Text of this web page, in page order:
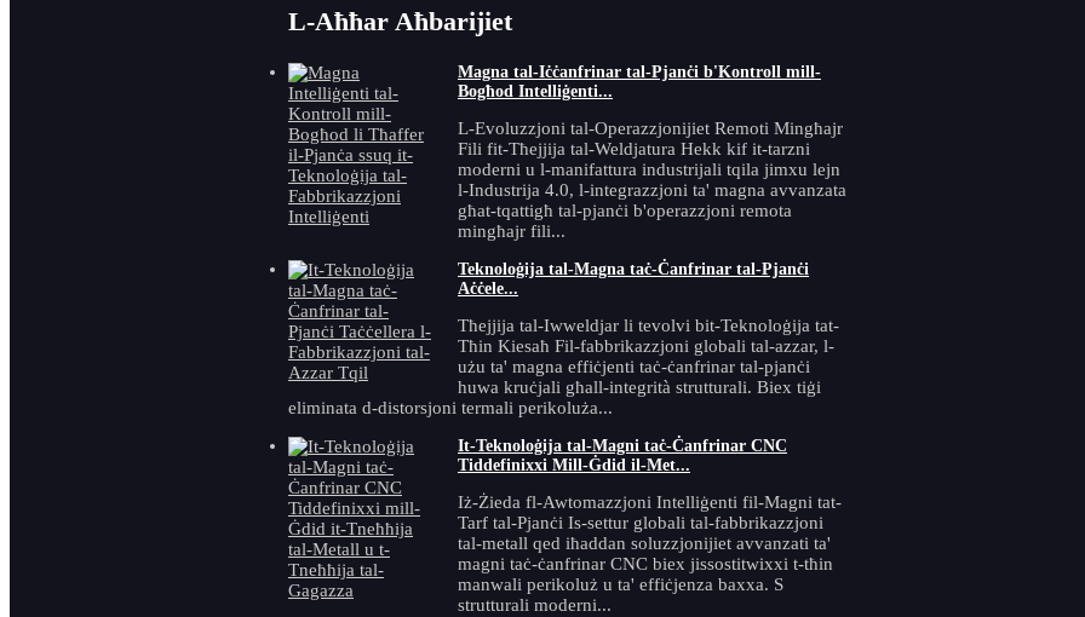
pjanċi portabbli
L-Aħħar Aħbarijiet
Magna tal-Iċċanfrinar tal-Pjanċi b'Kontroll mill-
Bogħod Intelliġenti...
L-Evoluzzjoni tal-Operazzjonijiet Remoti Mingħajr
Fili fit-Tħejjija tal-Weldjatura Hekk kif it-tarzni
moderni u l-manifattura industrijali tqila jimxu lejn
l-Industrija 4.0, l-integrazzjoni ta' magna avvanzata
għat-tqattigħ tal-pjanċi b'operazzjoni remota
mingħajr fili...
Teknoloġija tal-Magna taċ-Ċanfrinar tal-Pjanċi
Aċċele...
Tħejjija tal-Iwweldjar li tevolvi bit-Teknoloġija tat-
Tħin Kiesaħ Fil-fabbrikazzjoni globali tal-azzar, l-
użu ta' magna effiċjenti taċ-ċanfrinar tal-pjanċi
huwa kruċjali għall-integrità strutturali. Biex tiġi
eliminata d-distorsjoni termali perikoluża...
It-Teknoloġija tal-Magni taċ-Ċanfrinar CNC
Tiddefinixxi Mill-Ġdid il-Met...
Iż-Żieda fl-Awtomazzjoni Intelliġenti fil-Magni tat-
Tarf tal-Pjanċi Is-settur globali tal-fabbrikazzjoni
tal-metall qed iħaddan soluzzjonijiet avvanzati ta'
magni taċ-ċanfrinar CNC biex jissostitwixxi t-tħin
manwali perikoluż u ta' effiċjenza baxxa. S
strutturali moderni...